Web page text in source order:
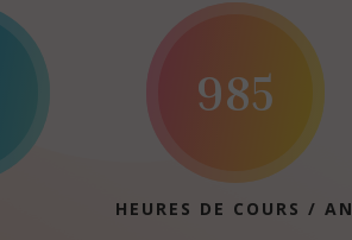
985
HEURES DE COURS / AN